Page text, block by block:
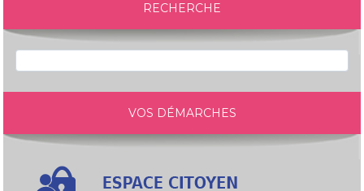
RECHERCHE
VOS DÉMARCHES